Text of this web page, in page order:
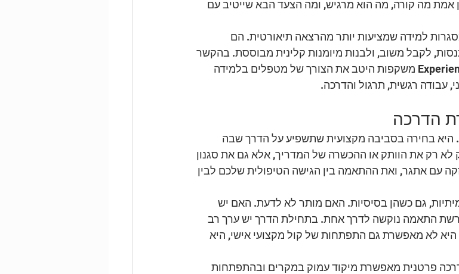
אמת מה קורה, מה הוא מרגיש, ומה הצעד הבא שייטיב עם
למידה שמציעות יותר מהרצאה תיאורטית. הם
לקבל משוב, ולבנות מיומנות קלינית מבוססת. בהקשר
הזה, פלטפורמות מקצועיות כמו Experiential Lab משקפות היטב את הצורך של מטפלים בלמידה
עבודה רגשית, תרגול והדרכה.
הדרכה
היא בחירה בסביבה מקצועית שתשפיע על הדרך שבה
לא רק את הוותק או ההכשרה של המדריך, אלא גם את סגנון
עם אתגר, ואת ההתאמה בין הגישה הטיפולית שלכם לבין
גם כשהן בסיסיות. האם מותר לא לדעת. האם יש
התאמה נוקשה לדרך אחת. בתחילת הדרך יש ערך רב
לא מאפשרת גם התפתחות של קול מקצועי אישי, היא
פרטנית מאפשרת מיקוד עמוק במקרים ובהתפתחות